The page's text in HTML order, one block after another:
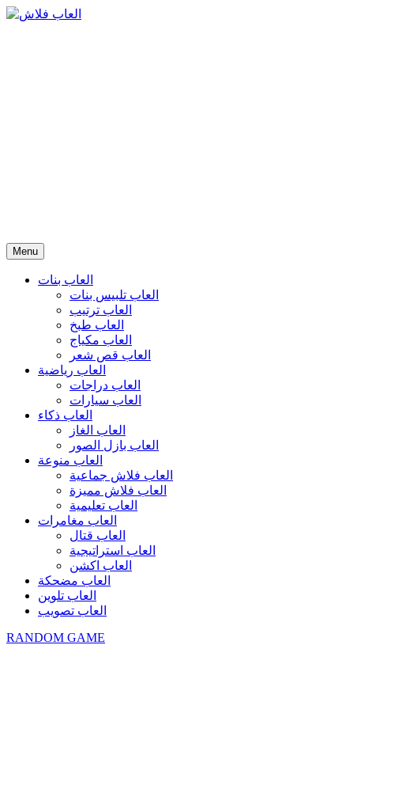
Menu
العاب بنات
العاب تلبيس بنات
العاب ترتيب
العاب طبخ
العاب مكياج
العاب قص شعر
العاب رياضية
العاب دراجات
العاب سيارات
العاب ذكاء
العاب الغاز
العاب بازل الصور
العاب منوعة
العاب فلاش جماعية
العاب فلاش مميزة
العاب تعليمية
العاب مغامرات
العاب قتال
العاب استراتيجية
العاب اكشن
العاب مضحكة
العاب تلوين
العاب تصويب
RANDOM GAME